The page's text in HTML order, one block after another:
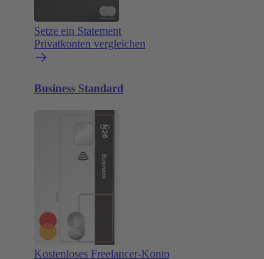
Setze ein Statement
Privatkonten vergleichen
Business Standard
Kostenloses Freelancer-Konto